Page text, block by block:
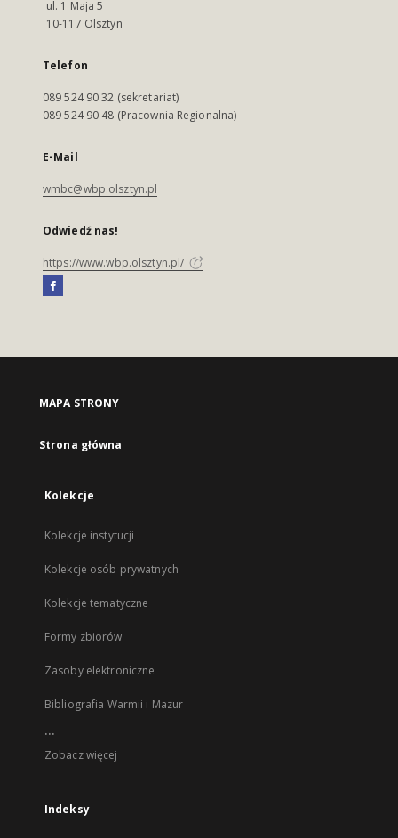
ul. 1 Maja 5
10-117 Olsztyn
Telefon
089 524 90 32 (sekretariat)
089 524 90 48 (Pracownia Regionalna)
E-Mail
wmbc@wbp.olsztyn.pl
Odwiedź nas!
https://www.wbp.olsztyn.pl/
MAPA STRONY
Strona główna
Kolekcje
Kolekcje instytucji
Kolekcje osób prywatnych
Kolekcje tematyczne
Formy zbiorów
Zasoby elektroniczne
Bibliografia Warmii i Mazur
...
Zobacz więcej
Indeksy